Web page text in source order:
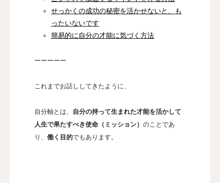
せっかくの成功の秘密を活かせないと、も
ったいないです
簡易的に自分の才能に気づく方法
ーーーーー
これまでお話ししてきたように、
自分軸とは、 自分の持って生まれた才能を活かして
人生で果たすべき使命（ミッション） のことであ
り、 働く目的でもあります。